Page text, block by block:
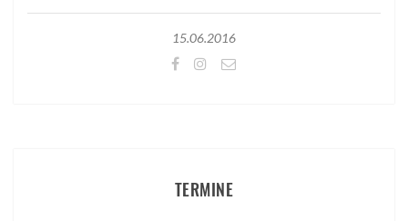
15.06.2016
TERMINE